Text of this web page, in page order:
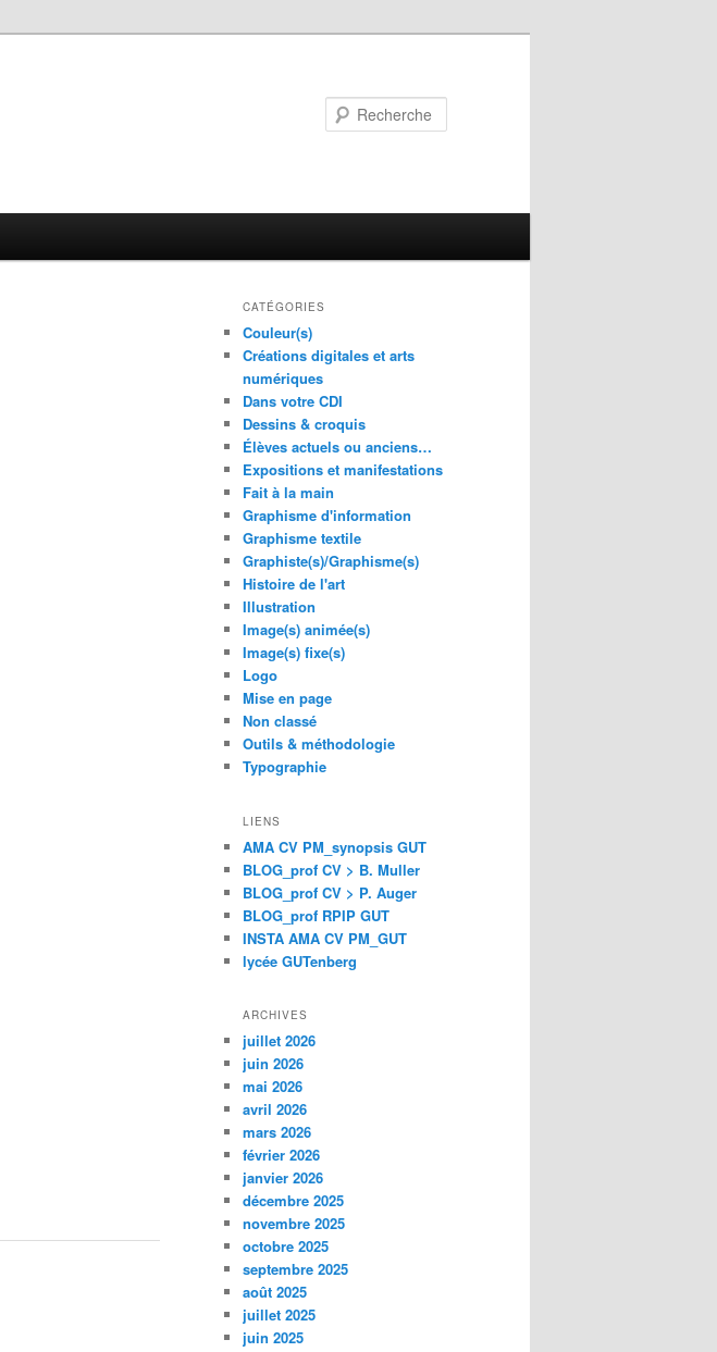
CATÉGORIES
Couleur(s)
Créations digitales et arts
numériques
Dans votre CDI
Dessins & croquis
Élèves actuels ou anciens…
Expositions et manifestations
Fait à la main
Graphisme d'information
Graphisme textile
Graphiste(s)/Graphisme(s)
Histoire de l'art
Illustration
Image(s) animée(s)
Image(s) fixe(s)
Logo
Mise en page
Non classé
Outils & méthodologie
Typographie
LIENS
AMA CV PM_synopsis GUT
BLOG_prof CV > B. Muller
BLOG_prof CV > P. Auger
BLOG_prof RPIP GUT
INSTA AMA CV PM_GUT
lycée GUTenberg
ARCHIVES
juillet 2026
juin 2026
mai 2026
avril 2026
mars 2026
février 2026
janvier 2026
décembre 2025
novembre 2025
octobre 2025
septembre 2025
août 2025
juillet 2025
juin 2025